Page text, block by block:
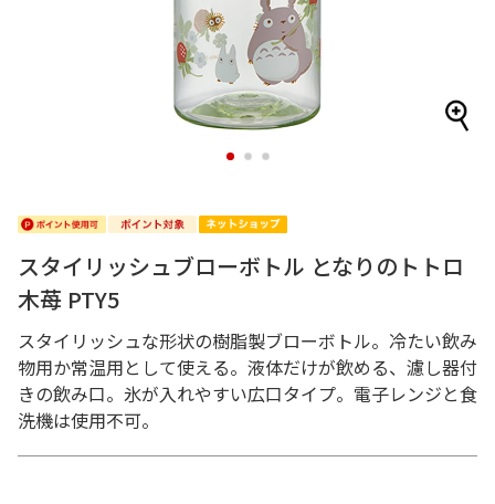
1 2 3
スタイリッシュブローボトル となりのトトロ
木苺 PTY5
スタイリッシュな形状の樹脂製ブローボトル。冷たい飲み
物用か常温用として使える。液体だけが飲める、濾し器付
きの飲み口。氷が入れやすい広口タイプ。電子レンジと食
洗機は使用不可。